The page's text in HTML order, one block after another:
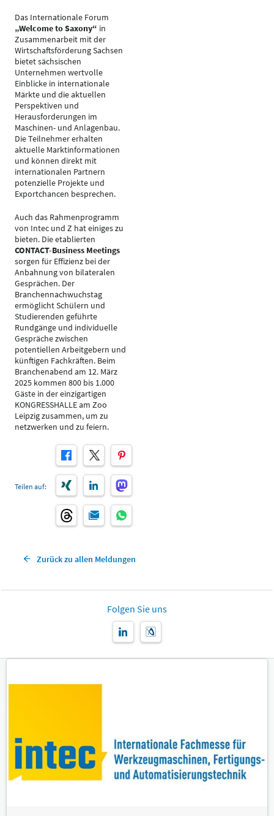
Das Internationale Forum
„Welcome to Saxony“ in
Zusammenarbeit mit der
Wirtschaftsförderung Sachsen
bietet sächsischen
Unternehmen wertvolle
Einblicke in internationale
Märkte und die aktuellen
Perspektiven und
Herausforderungen im
Maschinen- und Anlagenbau.
Die Teilnehmer erhalten
aktuelle Marktinformationen
und können direkt mit
internationalen Partnern
potenzielle Projekte und
Exportchancen besprechen.
Auch das Rahmenprogramm
von Intec und Z hat einiges zu
bieten. Die etablierten
CONTACT-Business Meetings
sorgen für Effizienz bei der
Anbahnung von bilateralen
Gesprächen. Der
Branchennachwuchstag
ermöglicht Schülern und
Studierenden geführte
Rundgänge und individuelle
Gespräche zwischen
potentiellen Arbeitgebern und
künftigen Fachkräften. Beim
Branchenabend am 12. März
2025 kommen 800 bis 1.000
Gäste in der einzigartigen
KONGRESSHALLE am Zoo
Leipzig zusammen, um zu
netzwerken und zu feiern.
Teilen auf:
Zurück zu allen Meldungen
Folgen Sie uns